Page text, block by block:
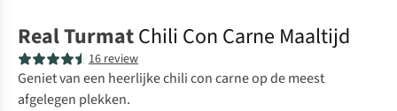
Real TurmatChili Con Carne Maaltijd
16 review
Geniet van een heerlijke chili con carne op de meest
afgelegen plekken.